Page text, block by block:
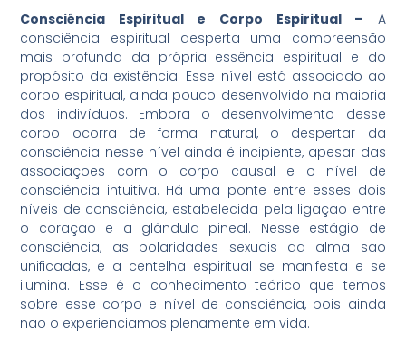
Consciência Espiritual e Corpo Espiritual – A
consciência espiritual desperta uma compreensão
mais profunda da própria essência espiritual e do
propósito da existência. Esse nível está associado ao
corpo espiritual, ainda pouco desenvolvido na maioria
dos indivíduos. Embora o desenvolvimento desse
corpo ocorra de forma natural, o despertar da
consciência nesse nível ainda é incipiente, apesar das
associações com o corpo causal e o nível de
consciência intuitiva. Há uma ponte entre esses dois
níveis de consciência, estabelecida pela ligação entre
o coração e a glândula pineal. Nesse estágio de
consciência, as polaridades sexuais da alma são
unificadas, e a centelha espiritual se manifesta e se
ilumina. Esse é o conhecimento teórico que temos
sobre esse corpo e nível de consciência, pois ainda
não o experienciamos plenamente em vida.